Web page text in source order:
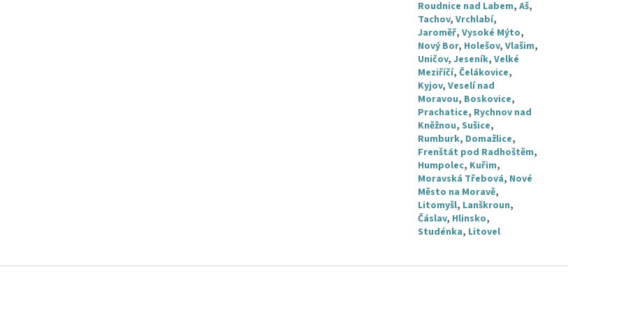
Roudnice nad Labem,Aš,
Tachov,Vrchlabí,
Jaroměř,Vysoké Mýto,
Nový Bor, Holešov,Vlašim,
Uničov,Jeseník,Velké
Meziříčí,Čelákovice,
Kyjov,Veselí nad
Moravou, Boskovice,
Prachatice, Rychnov nad
Kněžnou,Sušice,
Rumburk, Domažlice,
Frenštát pod Radhoštěm,
Humpolec, Kuřim,
Moravská Třebová, Nové
Město na Moravě,
Litomyšl, Lanškroun,
Čáslav, Hlinsko,
Studénka, Litovel